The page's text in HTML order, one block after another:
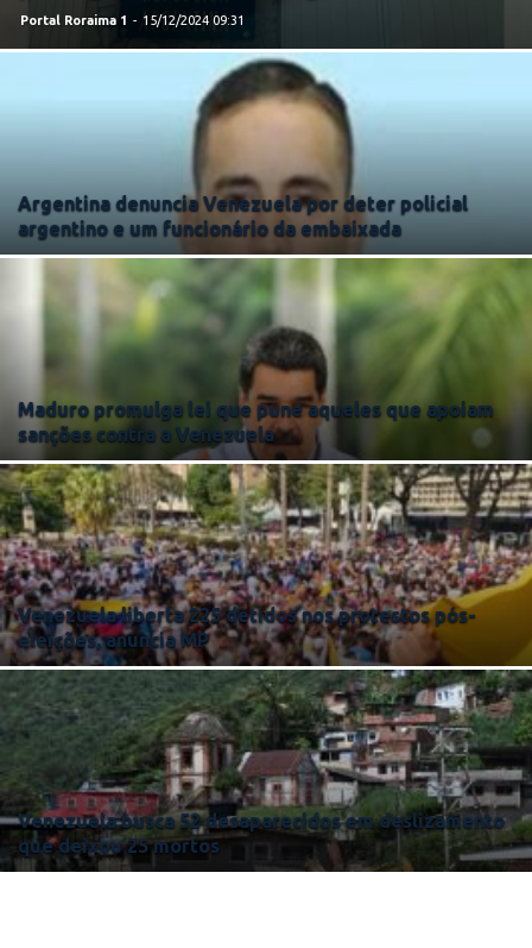
Portal Roraima 1 - 15/12/2024 09:31
Argentina denuncia Venezuela por deter policial
argentino e um funcionário da embaixada
Maduro promulga lei que pune aqueles que apoiam
sanções contra a Venezuela
Venezuela liberta 225 detidos nos protestos pós-
eleições, anuncia MP
Venezuela busca 52 desaparecidos em deslizamento
que deixou 25 mortos